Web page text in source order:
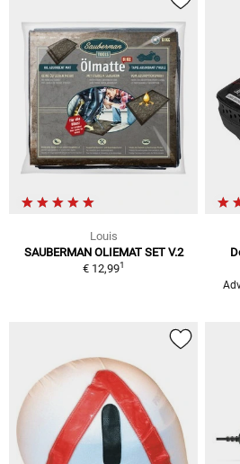
Louis
SAUBERMAN OLIEMAT SET V.2
€ 12,991